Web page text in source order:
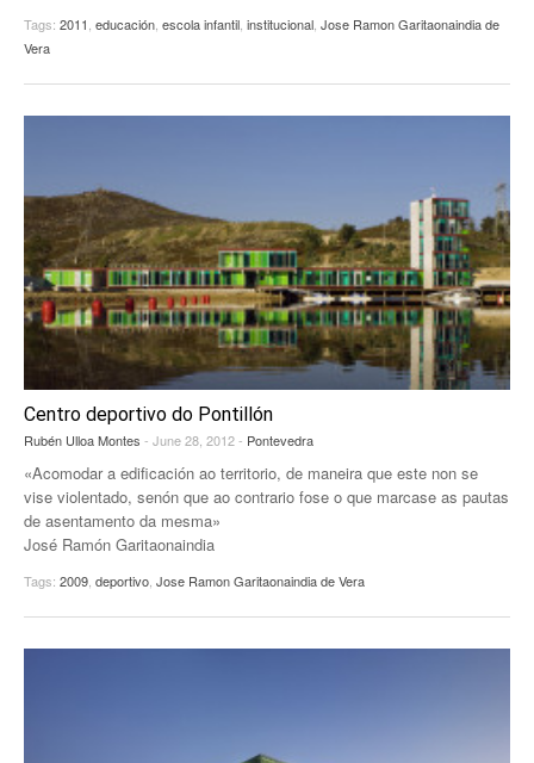
Tags: 2011 educación escola infantil institucional Jose Ramon Garitaonaindia de
Vera
Centro deportivo do Pontillón
Rubén Ulloa Montes - June 28, 2012 - Pontevedra
«Acomodar a edificación ao territorio, de maneira que este non se
vise violentado, senón que ao contrario fose o que marcase as pautas
de asentamento da mesma»
José Ramón Garitaonaindia
Tags: 2009 deportivo Jose Ramon Garitaonaindia de Vera